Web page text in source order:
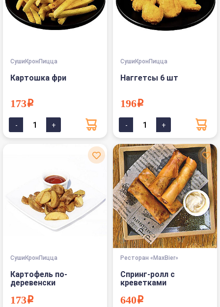
СушиКронПицца
Картошка фри
173i
СушиКронПицца
Наггетсы 6 шт
196i
СушиКронПицца
Картофель по-
деревенски
173i
Ресторан «MaxBier»
Спринг-ролл с
креветками
640i